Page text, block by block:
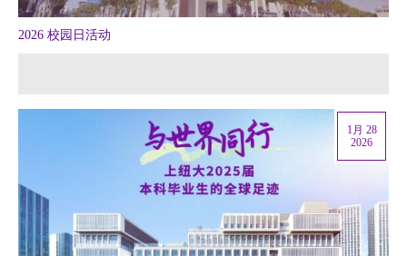
2026 校园日活动
1月 28
2026